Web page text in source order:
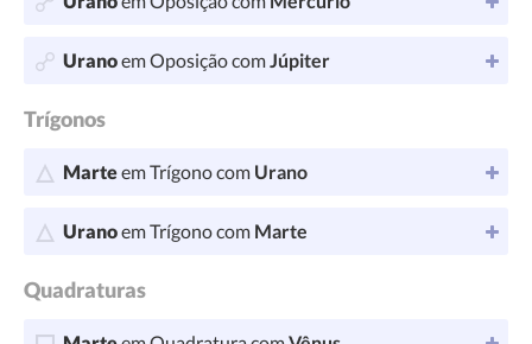
Uranoem Oposição comJúpiter
Trígonos
Marteem Trígono com Urano
Uranoem Trígono com Marte
Quadraturas